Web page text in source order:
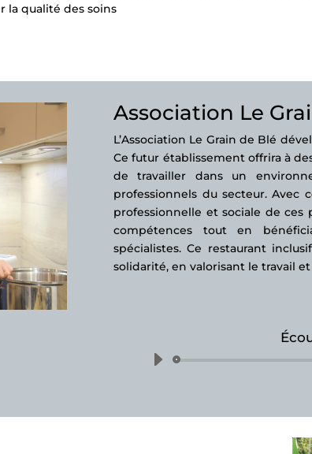
la qualité des soins
Association Le
L’Association Le Grain de Blé
Ce futur établissement offrira à
de travailler dans un
professionnels du secteur. Avec
professionnelle et sociale de
compétences tout en
spécialistes. Ce restaurant
solidarité, en valorisant le travail